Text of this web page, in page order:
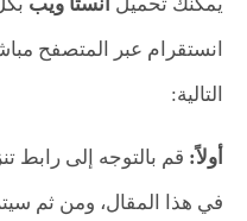
يمكنك تحميل انستا ويب
انستقرام عبر المتصفح
التالية:
أولاً: قم بالتوجه إلى رابط
في هذا المقال، ومن ثم